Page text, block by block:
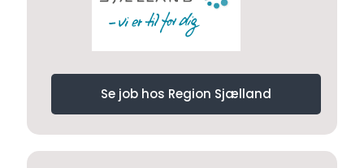
Se job hos Region Sjælland